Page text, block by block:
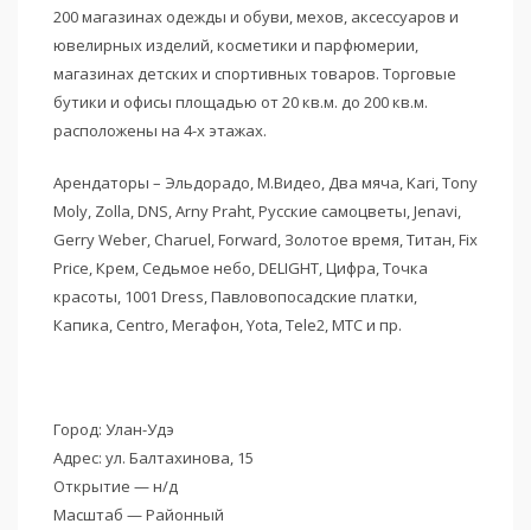
200 магазинах одежды и обуви, мехов, аксессуаров и
ювелирных изделий, косметики и парфюмерии,
магазинах детских и спортивных товаров. Торговые
бутики и офисы площадью от 20 кв.м. до 200 кв.м.
расположены на 4-х этажах.
Арендаторы – Эльдорадо, М.Видео, Два мяча, Kari, Tony
Moly, Zolla, DNS, Arny Praht, Русские самоцветы, Jenavi,
Gerry Weber, Charuel, Forward, Золотое время, Титан, Fix
Price, Крем, Седьмое небо, DELIGHT, Цифра, Точка
красоты, 1001 Dress, Павловопосадские платки,
Капика, Centro, Мегафон, Yota, Tele2, МТС и пр.
Город: Улан-Удэ
Адрес: ул. Балтахинова, 15
Открытие — н/д
Масштаб — Районный